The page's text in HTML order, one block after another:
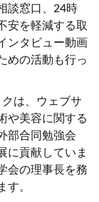
談窓口、24時
安を軽減する取
ンタビュー動画
めの活動も行っ
は、ウェブサ
や美容に関する
部合同勉強会
に貢献していま
会の理事長を務
す。